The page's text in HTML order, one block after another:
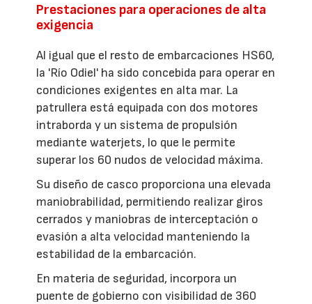
Prestaciones para operaciones de alta
exigencia
Al igual que el resto de embarcaciones HS60,
la 'Río Odiel' ha sido concebida para operar en
condiciones exigentes en alta mar. La
patrullera está equipada con dos motores
intraborda y un sistema de propulsión
mediante waterjets, lo que le permite
superar los 60 nudos de velocidad máxima.
Su diseño de casco proporciona una elevada
maniobrabilidad, permitiendo realizar giros
cerrados y maniobras de interceptación o
evasión a alta velocidad manteniendo la
estabilidad de la embarcación.
En materia de seguridad, incorpora un
puente de gobierno con visibilidad de 360